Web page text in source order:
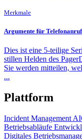
Merkmale
Argumente für
Dies ist eine 5-teilige
stillen Helden des
Sie werden mitteilen,
...
Plattform
Incident Management
Betriebsabläufe
Digitales